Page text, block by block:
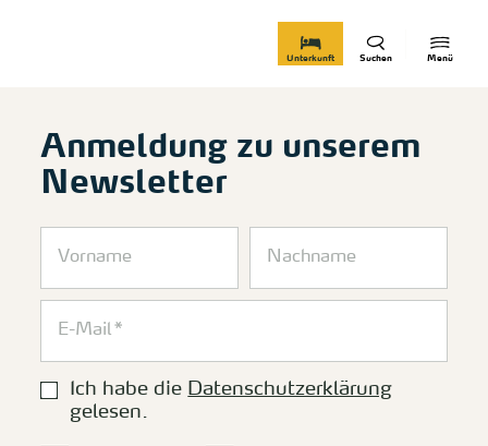
Menü
Suchen
Unterkunft
Anmeldung zu unserem
Newsletter
Ich habe die Datenschutzerklärung
gelesen.